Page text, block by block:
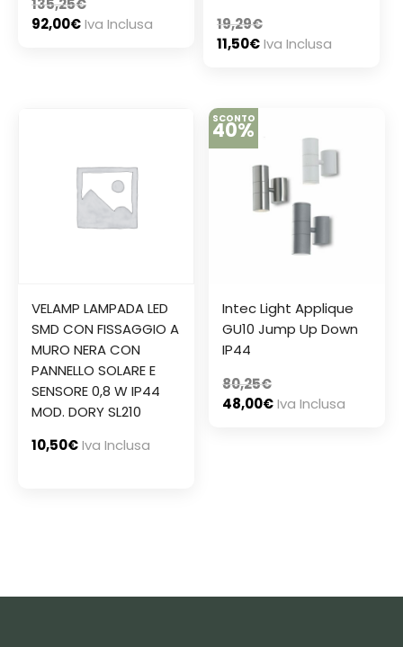
135,25€
92,00€Iva Inclusa
19,29€
11,50€Iva Inclusa
VELAMP LAMPADA LED
SMD CON FISSAGGIO A
MURO NERA CON
PANNELLO SOLARE E
SENSORE 0,8 W IP44
MOD. DORY SL210
10,50€Iva Inclusa
SCONTO
40%
Intec Light Applique
GU10 Jump Up Down
IP44
80,25€
48,00€Iva Inclusa